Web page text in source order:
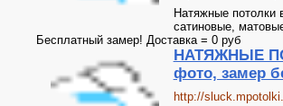
Натяжные потолки
сатиновые,
Бесплатный замер! Доставка = 0 руб
НАТЯЖНЫЕ
фото, замер
http://